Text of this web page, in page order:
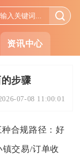
资讯中心
步骤
07-08 11:00:01
合规路径：好
交易/订单收